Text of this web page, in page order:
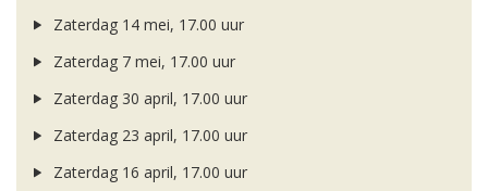
Zaterdag 14 mei, 17.00 uur
Zaterdag 7 mei, 17.00 uur
Zaterdag 30 april, 17.00 uur
Zaterdag 23 april, 17.00 uur
Zaterdag 16 april, 17.00 uur